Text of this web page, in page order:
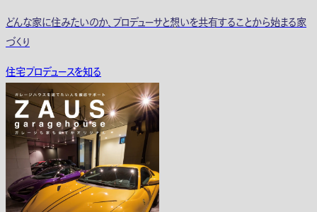
どんな家に住みたいのか、プロデューサと想いを共有することから始まる家
づくり
住宅プロデュースを知る